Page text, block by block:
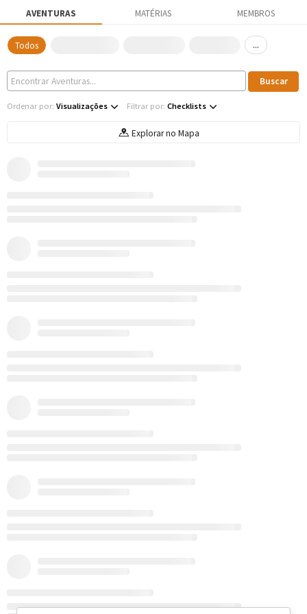
AVENTURAS MATÉRIAS MEMBROS
Todos ...
Ordenar por: Visualizações Filtrar por: Checklists
Explorar no Mapa